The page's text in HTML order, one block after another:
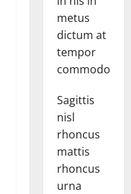
metus
dictum at
tempor
commodo.
Sagittis
nisl
rhoncus
mattis
rhoncus
urna